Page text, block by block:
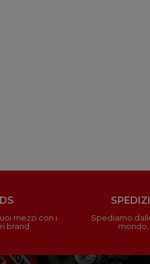
mezzi con i
brand
Spediamo